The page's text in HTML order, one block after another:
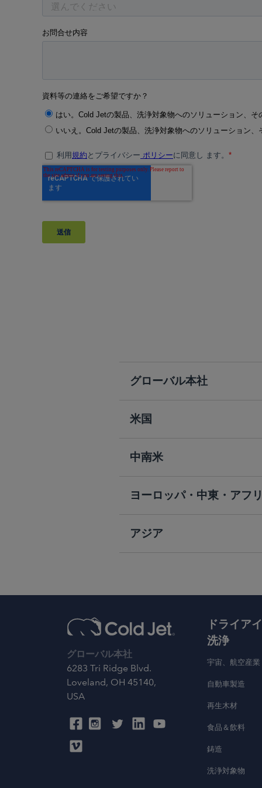
グローバル本社
米国
中南米
ヨーロッパ・中東・アフ
アジア
グローバル本社
6283 Tri Ridge Blvd.
Loveland, OH 45140,
USA
ドライア
洗浄
宇宙、航空産業
自動車製造
再生木材
食品＆飲料
鋳造
洗浄対象物